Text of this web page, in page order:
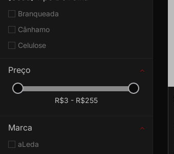
Branqueada
Cânhamo
Celulose
Preço
R$3 - R$255
Marca
aLeda